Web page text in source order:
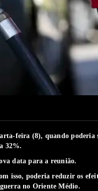
feira (8), quando poderia
32%.
data para a reunião.
isso, poderia reduzir os
no Oriente Médio.